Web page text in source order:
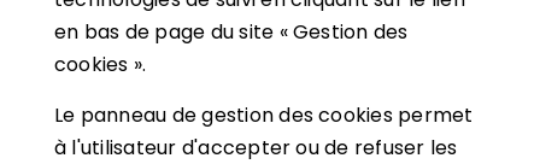
en bas de page du site « Gestion des
cookies ».
Le panneau de gestion des cookies permet
à l'utilisateur d'accepter ou de refuser les